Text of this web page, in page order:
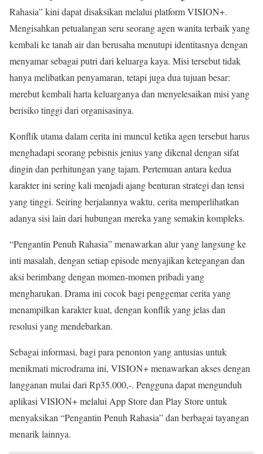
Rahasia” kini dapat disaksikan melalui platform VISION+.
Mengisahkan petualangan seru seorang agen wanita terbaik yang
kembali ke tanah air dan berusaha menutupi identitasnya dengan
menyamar sebagai putri dari keluarga kaya. Misi tersebut tidak
hanya melibatkan penyamaran, tetapi juga dua tujuan besar:
merebut kembali harta keluarganya dan menyelesaikan misi yang
berisiko tinggi dari organisasinya.
Konflik utama dalam cerita ini muncul ketika agen tersebut harus
menghadapi seorang pebisnis jenius yang dikenal dengan sifat
dingin dan perhitungan yang tajam. Pertemuan antara kedua
karakter ini sering kali menjadi ajang benturan strategi dan tensi
yang tinggi. Seiring berjalannya waktu, cerita memperlihatkan
adanya sisi lain dari hubungan mereka yang semakin kompleks.
“Pengantin Penuh Rahasia” menawarkan alur yang langsung ke
inti masalah, dengan setiap episode menyajikan ketegangan dan
aksi berimbang dengan momen-momen pribadi yang
mengharukan. Drama ini cocok bagi penggemar cerita yang
menampilkan karakter kuat, dengan konflik yang jelas dan
resolusi yang mendebarkan.
Sebagai informasi, bagi para penonton yang antusias untuk
menikmati microdrama ini, VISION+ menawarkan akses dengan
langganan mulai dari Rp35.000,-. Pengguna dapat mengunduh
aplikasi VISION+ melalui App Store dan Play Store untuk
menyaksikan “Pengantin Penuh Rahasia” dan berbagai tayangan
menarik lainnya.